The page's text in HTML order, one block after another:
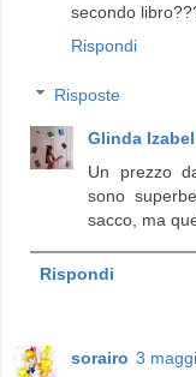
secondo
Rispondi
Risposte
Glinda Izabel
Un prezzo
sono
sacco, ma
Rispondi
sorairo 3